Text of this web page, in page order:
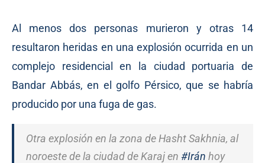
Al menos dos personas murieron y otras 14
resultaron heridas en una explosión ocurrida en un
complejo residencial en la ciudad portuaria de
Bandar Abbás, en el golfo Pérsico, que se habría
producido por una fuga de gas.
Otra explosión en la zona de Hasht Sakhnia, al
noroeste de la ciudad de Karaj en #Irán hoy